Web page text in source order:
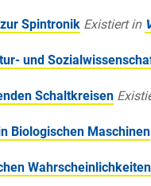
Spintronik Existiert in
und
Schaltkreisen
Biologischen Maschinen
Wahrscheinlichkeiten